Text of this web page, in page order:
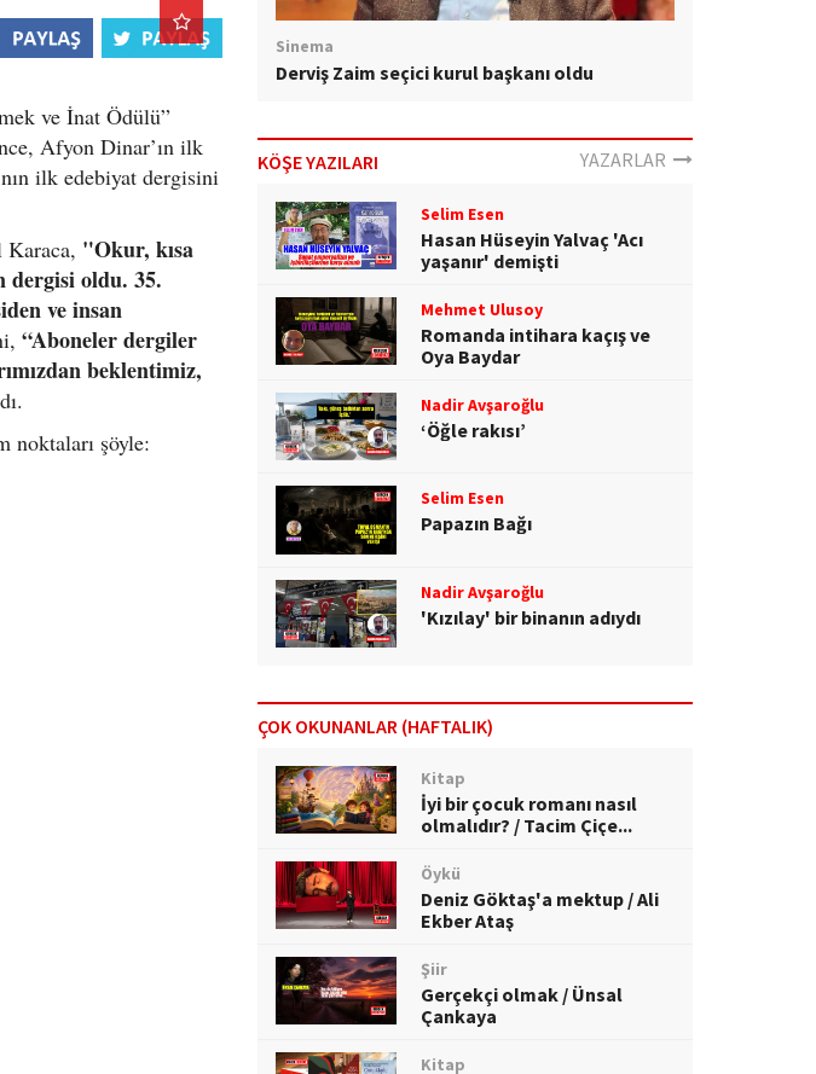
ve İnat Ödülü”
Afyon Dinar’ın ilk
ilk edebiyat dergisini
Karaca, "Okur, kısa
dergisi oldu. 35.
ve insan
“Aboneler dergiler
beklentimiz,
noktaları şöyle:
Sinema
Derviş Zaim seçici kurul başkanı oldu
KÖŞE YAZILARI YAZARLAR
Selim Esen
Hasan Hüseyin Yalvaç 'Acı
yaşanır' demişti
Mehmet Ulusoy
Romanda intihara kaçış ve
Oya Baydar
Nadir Avşaroğlu
‘Öğle rakısı’
Selim Esen
Papazın Bağı
Nadir Avşaroğlu
'Kızılay' bir binanın adıydı
ÇOK OKUNANLAR (HAFTALIK)
Kitap
İyi bir çocuk romanı nasıl
olmalıdır? / Tacim Çiçe...
Öykü
Deniz Göktaş'a mektup / Ali
Ekber Ataş
Şiir
Gerçekçi olmak / Ünsal
Çankaya
Kitap